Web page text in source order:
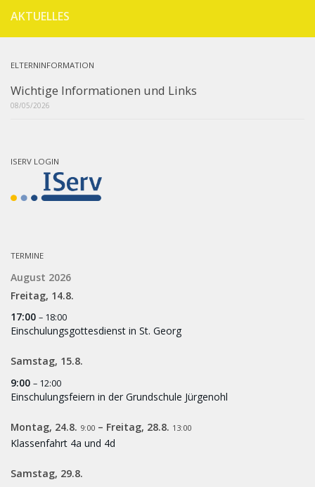
AKTUELLES
ELTERNINFORMATION
Wichtige Informationen und Links
08/05/2026
ISERV LOGIN
TERMINE
August 2026
Freitag, 14.8.
17:00 – 18:00
Einschulungsgottesdienst in St. Georg
Samstag, 15.8.
9:00 – 12:00
Einschulungsfeiern in der Grundschule Jürgenohl
Montag, 24.8. 9:00 – Freitag, 28.8. 13:00
Klassenfahrt 4a und 4d
Samstag, 29.8.